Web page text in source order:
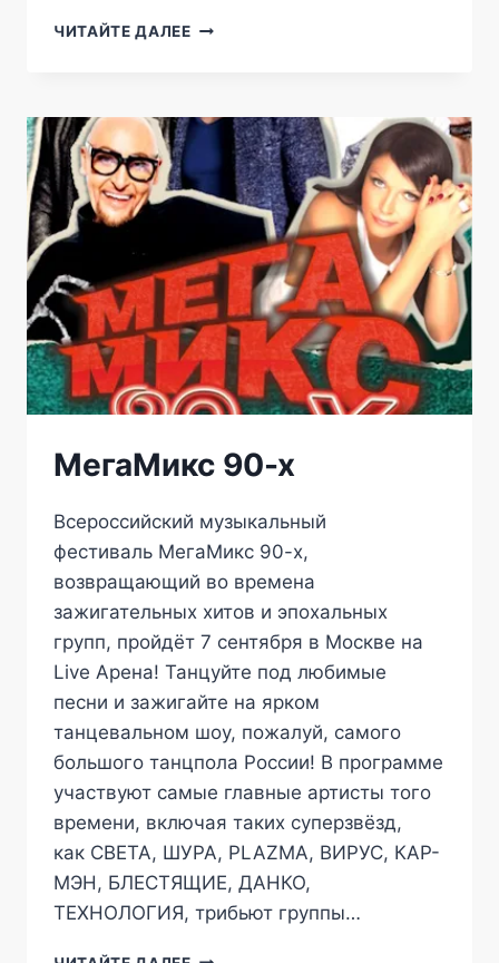
ЧИТАЙТЕ ДАЛЕЕЕГОР
HOUSE
МегаМикс 90-х
Всероссийский музыкальный
фестиваль МегаМикс 90-х,
возвращающий во времена
зажигательных хитов и эпохальных
групп, пройдёт 7 сентября в Москве на
Live Арена! Танцуйте под любимые
песни и зажигайте на ярком
танцевальном шоу, пожалуй, самого
большого танцпола России! В программе
участвуют самые главные артисты того
времени, включая таких суперзвёзд,
как СВЕТА, ШУРА, PLAZMA, ВИРУС, КАР-
МЭН, БЛЕСТЯЩИЕ, ДАНКО,
ТЕХНОЛОГИЯ, трибьют группы…
МЕГАМИКС